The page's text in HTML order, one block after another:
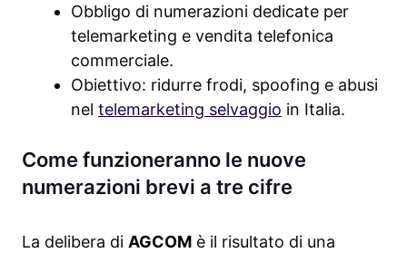
Obbligo di numerazioni dedicate per
telemarketing e vendita telefonica
commerciale.
Obiettivo: ridurre frodi, spoofing e abusi
nel telemarketing selvaggio in Italia.
Come funzioneranno le nuove
numerazioni brevi a tre cifre
La delibera di AGCOM è il risultato di una